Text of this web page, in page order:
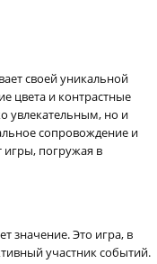
своей уникальной
цвета и контрастные
увлекательным, но и
сопровождение и
погружая в
значение. Это игра, в
участник событий.